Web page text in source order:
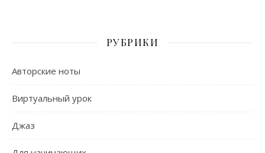
РУБРИКИ
Авторские ноты
Виртуальный урок
Джаз